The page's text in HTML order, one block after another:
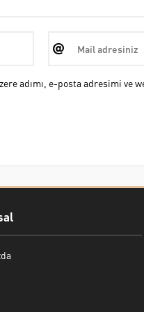
adımı, e-posta adresimi ve